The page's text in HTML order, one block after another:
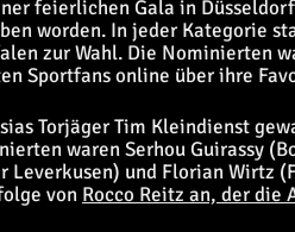
feierlichen Gala in
worden. In jeder Kategorie
zur Wahl. Die Nominierten
Sportfans online über ihre
Torjäger Tim Kleindienst
waren Serhou Guirassy
Leverkusen) und Florian Wirtz
von Rocco Reitz an, der die